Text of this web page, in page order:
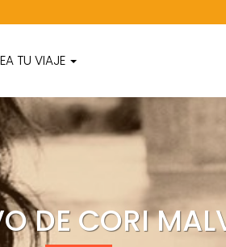
TU VIAJE
DE CORI